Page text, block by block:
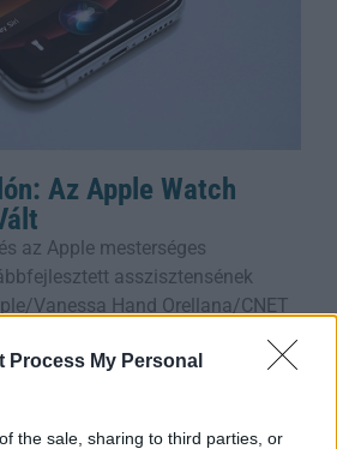
Process My Personal
the sale, sharing to third parties, or
Az Apple Watch
az Apple mesterséges
asszisztensének
Vanessa Hand Orellana/CNET
6, 2026